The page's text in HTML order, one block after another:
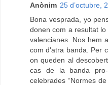
Anònim 25 d’octubre,
Bona vesprada, yo
donen com a resultat
valencianes. Nos hem
com d'atra banda. Per
on queden al
cas de la banda
celebrades “Normes